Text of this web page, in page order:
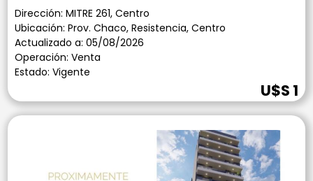
Dirección: MITRE 261, Centro
Ubicación: Prov. Chaco, Resistencia, Centro
Actualizado a: 05/08/2026
Operación: Venta
Estado: Vigente
U$S 1